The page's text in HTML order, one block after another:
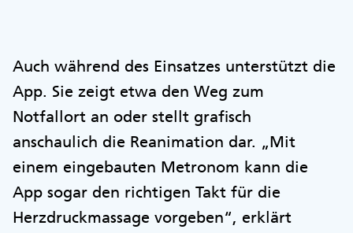
Auch während des Einsatzes unterstützt die
App. Sie zeigt etwa den Weg zum
Notfallort an oder stellt grafisch
anschaulich die Reanimation dar. „Mit
einem eingebauten Metronom kann die
App sogar den richtigen Takt für die
Herzdruckmassage vorgeben“, erklärt